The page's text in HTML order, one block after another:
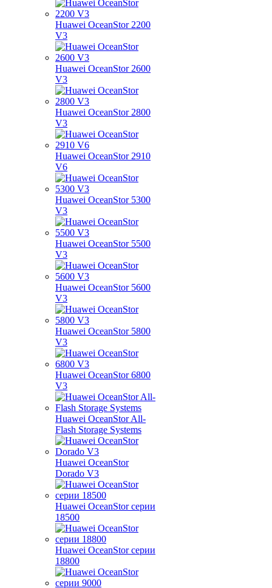
Huawei OceanStor 2200
V3
Huawei OceanStor 2600
V3
Huawei OceanStor 2800
V3
Huawei OceanStor 2910
V6
Huawei OceanStor 5300
V3
Huawei OceanStor 5500
V3
Huawei OceanStor 5600
V3
Huawei OceanStor 5800
V3
Huawei OceanStor 6800
V3
Huawei OceanStor All-
Flash Storage Systems
Huawei OceanStor
Dorado V3
Huawei OceanStor серии
18500
Huawei OceanStor серии
18800